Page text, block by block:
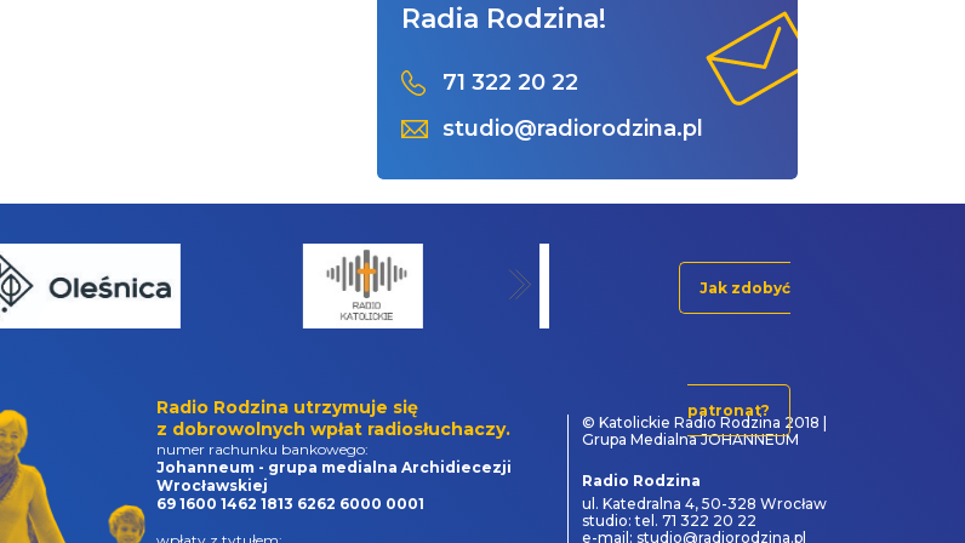
Radia Rodzina!
71 322 20 22
studio@radiorodzina.pl
Jak zdobyć
patronat?
Radio Rodzina utrzymuje się
z dobrowolnych wpłat radiosłuchaczy.
numer rachunku bankowego:
Johanneum - grupa medialna Archidiecezji
Wrocławskiej
69 1600 1462 1813 6262 6000 0001
© Katolickie Radio Rodzina 2018 |
Grupa Medialna JOHANNEUM
Radio Rodzina
ul. Katedralna 4, 50-328 Wrocław
studio: tel. 71 322 20 22
e-mail: studio@radiorodzina.pl